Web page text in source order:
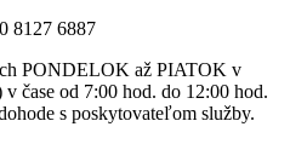
8127 6887
PONDELOK až PIATOK v
čase od 7:00 hod. do 12:00 hod.
s poskytovateľom služby.